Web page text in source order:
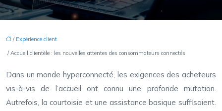
/ Expérience client
/ Accueil clientèle : les nouvelles attentes des consommateurs connectés
Dans un monde hyperconnecté, les exigences des acheteurs
vis-à-vis de l’accueil ont connu une profonde mutation.
Autrefois, la courtoisie et une assistance basique suffisaient.